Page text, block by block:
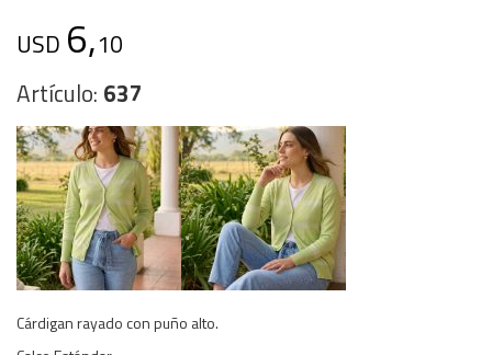
USD 6,10
Artículo: 637
Cárdigan rayado con puño alto.